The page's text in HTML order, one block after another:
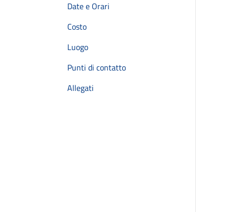
Date e Orari
Costo
Luogo
Punti di contatto
Allegati